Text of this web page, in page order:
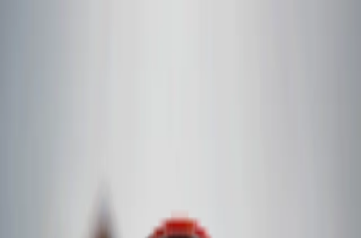
referencia, ofrecemos a nuestros clientes de sectores críticos
una solución global e integral de extremo a extremo.